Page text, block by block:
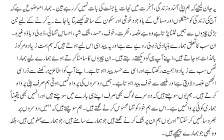
یہ جان لیجیے کہ ہم اپنی آئندہ زندگی، آخرت میں نجات یا جنت کی بات نہیں کر رہےہین۔ ہمارا موضوع یہ ہے کہ
آج کی زندگی کو مشکلوں اور مسائل کے باوجود خوشی اور سکون کے ساتھ کیسے بِتایا جائے۔ یہ کرنے کے لیے جن
بڑی چیزوں سے ہمیں نمٹنا پڑتا ہے وہ ہے غصہ، نفرت، خوف، حسد، شک شبہ، احساسِ تنہائی، ذہنی دباؤ وغیرہ ۔
ان سب کا تعلق ہمارے بنیادی ذہنی رویے سے ہے اور یہ پیدا ہی اس لیے ہوتے ہیں کہ ہم بہت زیادہ مرکوز
بالذات ہو جاتے ہیں، اپنے آپ ہی کو دیکھتے رہتے ہیں۔ ان چیزوں کا سامنا کرتے ہوئے ہمارے لیے ہمارا
نفس سب سے زیادہ اہمیت رکھتا ہے اور اسی سے حسد پیدا ہوتا ہے۔ اپنے آپ کو اتنا عزیز رکھنے سے ذرا سی
الجھن غصہ دلا دیتی ہے اور غصے سے خوف پیدا ہوتا ہے۔ ہمیں دوسروں کی پرواہ نہیں ہوتی ہم صرف اپنی پرواہ
کرتے ہیں۔ ہم یوں سوچتے ہیں کہ دوسرے لوگ بھی صرف اپنے ہی بارے میں سوچتے ہیں اور انہیں بھی یقیناً
ہماری کوئی پروا نہیں ہے۔ اس سے ہم خود کو تنہا محسوس کرنے لگتے ہیں۔ ہم سوچتے ہیں کہ " میں دوسروں پر
بھروسا نہیں کر سکتا" اور یوں ہم ان پر شک کرنے لگتے ہیں جو ہمارے سامنے ہیں، جو ہمارے پہلو میں ہیں، بلکہ
وہ بھی جو ہمارے پیچھے ہیں۔